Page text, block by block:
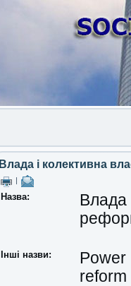
Влада і колективна
Назва:
Влада
Інші назви:
Power
reform